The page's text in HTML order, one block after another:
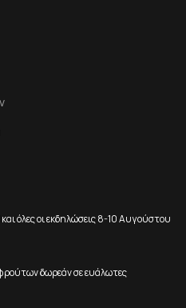
όλες οι εκδηλώσεις 8-10 Αυγούστου
δωρεάν σε ευάλωτες